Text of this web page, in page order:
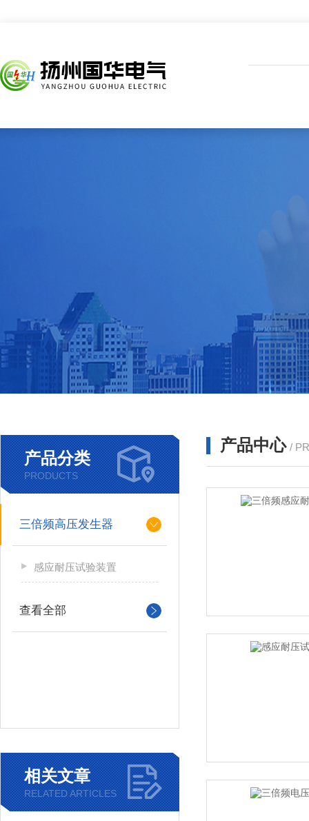
产品分类
PRODUCTS
三倍频高压发生器
感应耐压试验装置
查看全部
相关文章
RELATED ARTICLES
产品中心 /